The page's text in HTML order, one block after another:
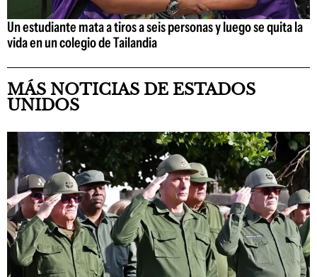
Un estudiante mata a tiros a seis personas y luego se quita la
vida en un colegio de Tailandia
MÁS NOTICIAS DE ESTADOS
UNIDOS